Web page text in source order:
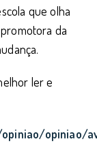
que olha
da
ler e
opiniao/